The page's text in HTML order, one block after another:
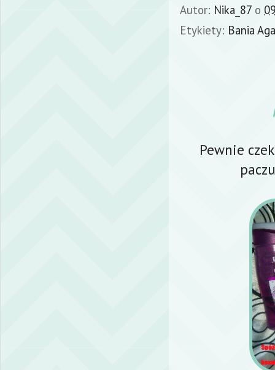
Autor: Nika_87 o
Etykiety: Bania
Pewnie